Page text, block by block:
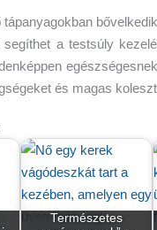
a testsúly
és magas
Természetes